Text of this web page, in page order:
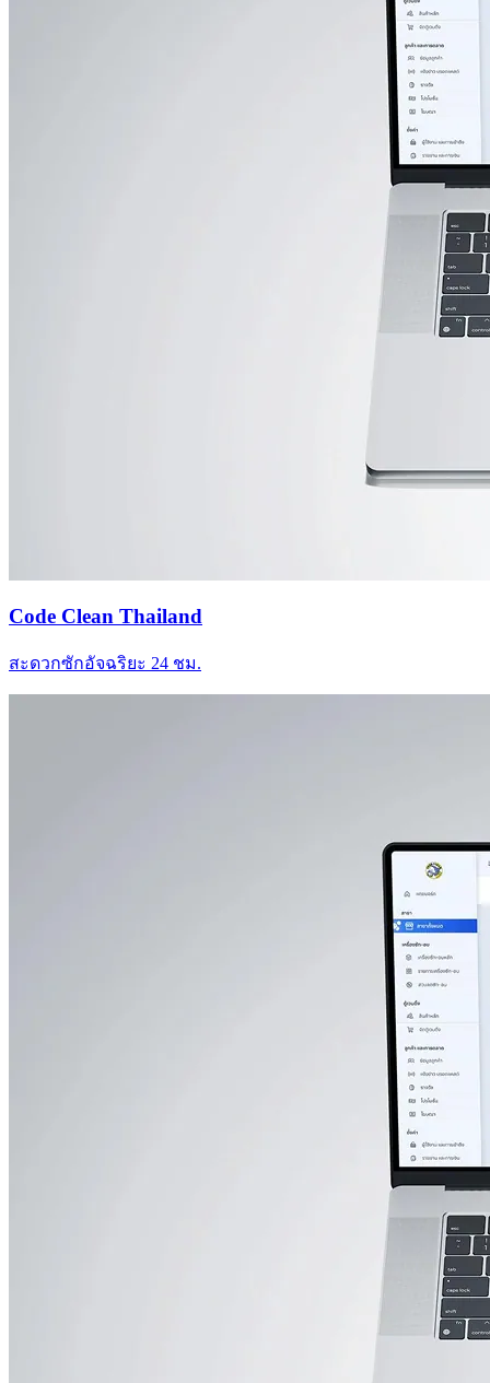
Code Clean Thailand
สะดวกซักอัจฉริยะ 24 ชม.